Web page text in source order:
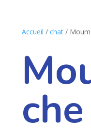
Accueil / chat/
che